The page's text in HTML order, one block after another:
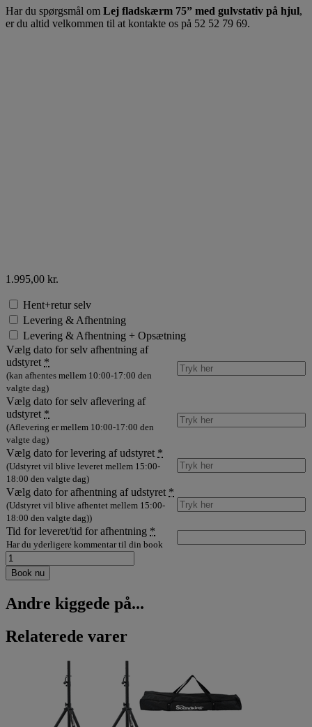
Har du spørgsmål om Lej fladskærm 75” med gulvstativ på hjul,
er du altid velkommen til at kontakte os på 52 52 79 69.
1.995,00 kr.
Hent+retur selv
Levering & Afhentning
Levering & Afhentning + Opsætning
Vælg dato for selv afhentning af
udstyret *
(kan afhentes mellem 10:00-17:00 den
valgte dag)
Vælg dato for selv aflevering af
udstyret *
(Aflevering er mellem 10:00-17:00 den
valgte dag)
Vælg dato for levering af udstyret *
(Udstyret vil blive leveret mellem 15:00-
18:00 den valgte dag)
Vælg dato for afhentning af udstyret *
(Udstyret vil blive afhentet mellem 15:00-
18:00 den valgte dag))
Tid for leveret/tid for afhentning *
Har du yderligere kommentar til din book
Lej
fladskærm
75
Book nu
Andre kiggede på...
Relaterede varer